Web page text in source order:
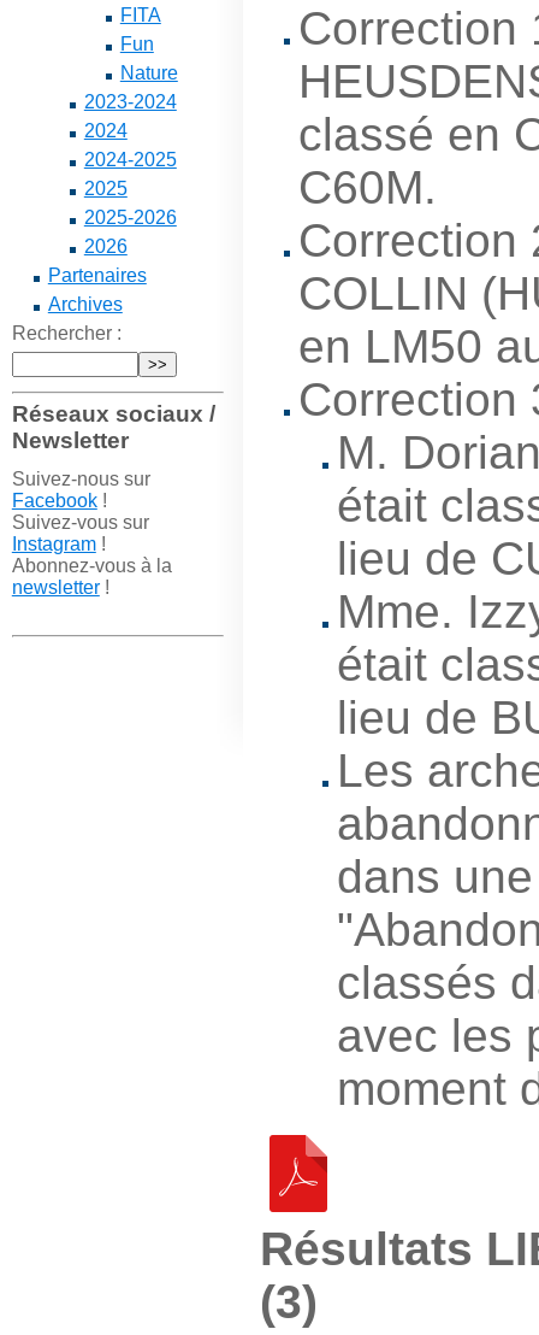
FITA
Fun
Nature
2023-2024
2024
2024-2025
2025
2025-2026
2026
Partenaires
Archives
Rechercher :
Réseaux sociaux /
Newsletter
Suivez-nous sur
Facebook!
Suivez-vous sur
Instagram!
Abonnez-vous à la
newsletter!
Correction
classé en
C60M.
Correction
COLLIN
en LM50
Correction
M.
était
lieu de
Mme.
était
lieu de
Les
dans
classés
avec les
moment
Résultats
(3)